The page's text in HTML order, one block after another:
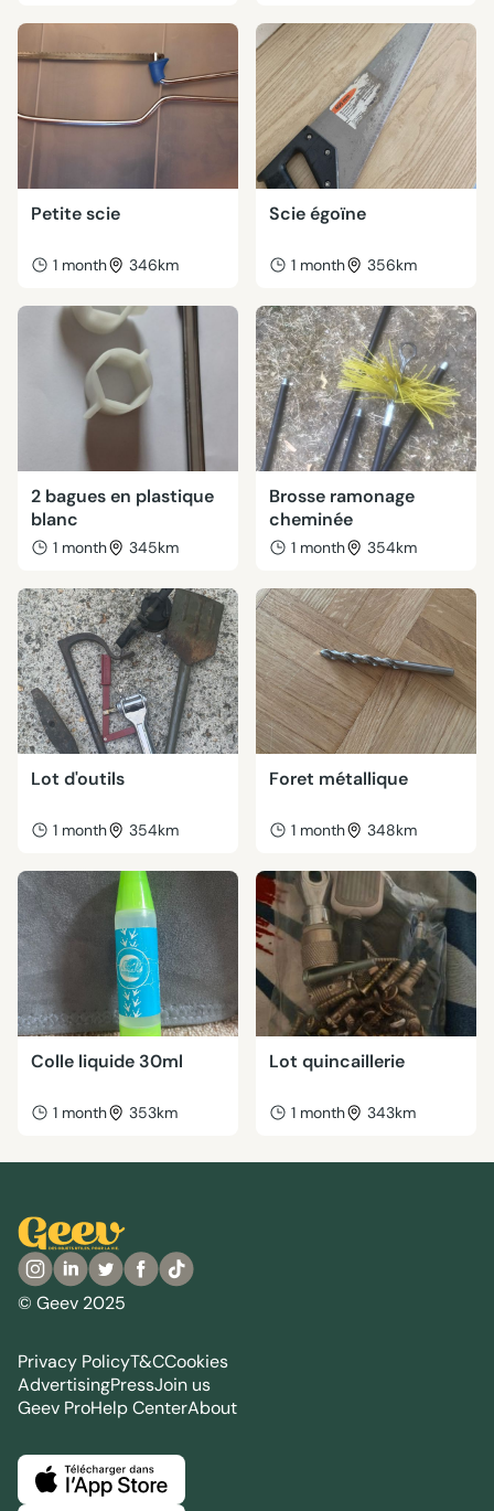
Petite scie
1 month 346km
Scie égoïne
1 month 356km
2 bagues en plastique
blanc
1 month 345km
Brosse ramonage
cheminée
1 month 354km
Lot d'outils
1 month 354km
Foret métallique
1 month 348km
Colle liquide 30ml
1 month 353km
Lot quincaillerie
1 month 343km
© Geev 2025
Privacy PolicyT&CCookies
AdvertisingPressJoin us
Geev ProHelp CenterAbout